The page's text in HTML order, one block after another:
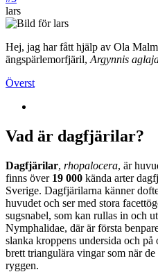
lars
Hej, jag har fått hjälp av Ola
ängspärlemorfjäril, Argynnis
Överst
Vad är dagfjärilar?
Dagfjärilar, rhopalocera, är
finns över 19 000 kända arter
Sverige. Dagfjärilarna känner
huvudet och ser med stora
sugsnabel, som kan rullas in och
Nymphalidae, där är första
slanka kroppens undersida och
brett triangulära vingar som när
ryggen.